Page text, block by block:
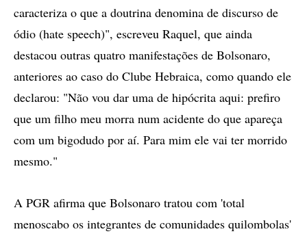
caracteriza o que a doutrina denomina de discurso de
ódio (hate speech)", escreveu Raquel, que ainda
destacou outras quatro manifestações de Bolsonaro,
anteriores ao caso do Clube Hebraica, como quando ele
declarou: "Não vou dar uma de hipócrita aqui: prefiro
que um filho meu morra num acidente do que apareça
com um bigodudo por aí. Para mim ele vai ter morrido
mesmo."
A PGR afirma que Bolsonaro tratou com 'total
menoscabo os integrantes de comunidades quilombolas'